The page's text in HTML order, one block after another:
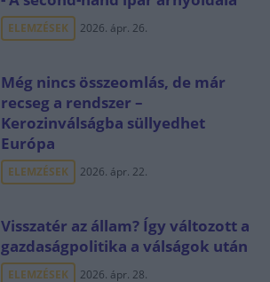
ELEMZÉSEK 2026. ápr. 26.
Még nincs összeomlás, de már
recseg a rendszer –
Kerozinválságba süllyedhet
Európa
ELEMZÉSEK 2026. ápr. 22.
Visszatér az állam? Így változott a
gazdaságpolitika a válságok után
ELEMZÉSEK 2026. ápr. 28.